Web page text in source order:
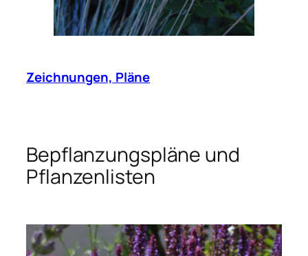
Zeichnungen, Pläne
Bepflanzungspläne und
Pflanzenlisten